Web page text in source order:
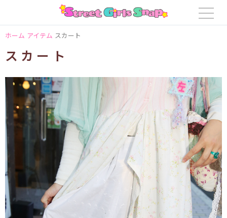
ホーム アイテム スカート
スカート